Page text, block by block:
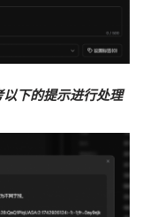
下的提示进行处理